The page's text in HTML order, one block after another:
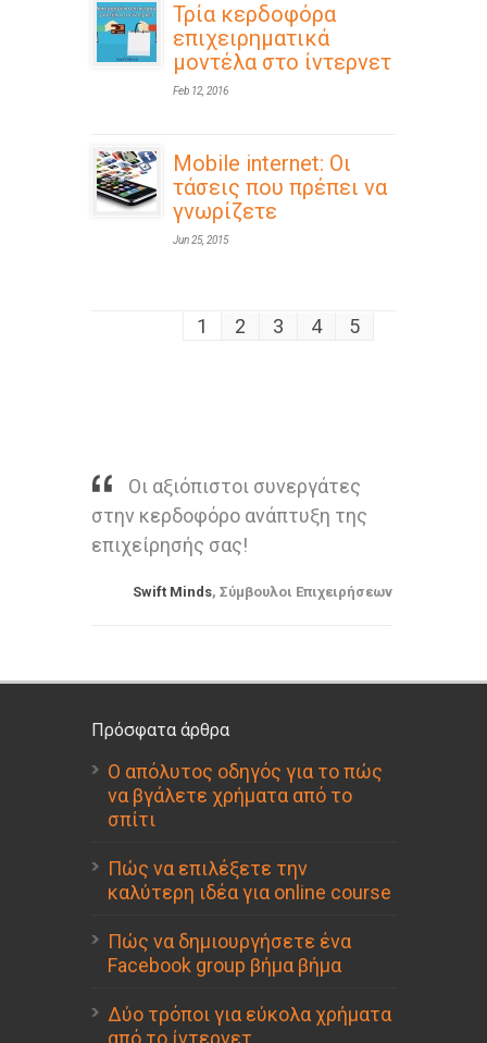
Τρία κερδοφόρα
επιχειρηματικά
μοντέλα στο ίντερνετ
Feb 12, 2016
Mobile internet: Οι
τάσεις που πρέπει να
γνωρίζετε
Jun 25, 2015
1 2 3 4 5
Οι αξιόπιστοι συνεργάτες
στην κερδοφόρο ανάπτυξη της
επιχείρησής σας!
Swift Minds, Σύμβουλοι Επιχειρήσεων
Πρόσφατα άρθρα
Ο απόλυτος οδηγός για το πώς
να βγάλετε χρήματα από το
σπίτι
Πώς να επιλέξετε την
καλύτερη ιδέα για online course
Πώς να δημιουργήσετε ένα
Facebook group βήμα βήμα
Δύο τρόποι για εύκολα χρήματα
από το ίντερνετ